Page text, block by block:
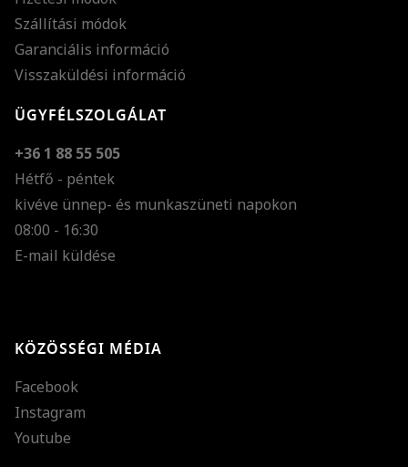
Szállítási módok
Garanciális információ
Visszaküldési információ
ÜGYFÉLSZOLGÁLAT
+36 1 88 55 505
Hétfő - péntek
kivéve ünnep- és munkaszüneti napokon
08:00 - 16:30
E-mail küldése
KÖZÖSSÉGI MÉDIA
Facebook
Instagram
Youtube